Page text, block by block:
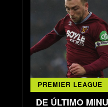
PREMIER LEAGUE
DE ÚLTIMO